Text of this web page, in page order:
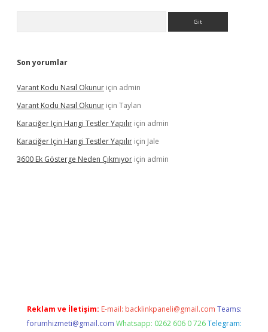
Son yorumlar
Varant Kodu Nasıl Okunur için admin
Varant Kodu Nasıl Okunur için Taylan
Karaciğer Için Hangi Testler Yapılır için admin
Karaciğer Için Hangi Testler Yapılır için Jale
3600 Ek Gösterge Neden Çıkmıyor için admin
Reklam ve İletişim: E-mail: backlinkpaneli@gmail.com Teams:
forumhizmeti@gmail.com Whatsapp: 0262 606 0 726 Telegram: